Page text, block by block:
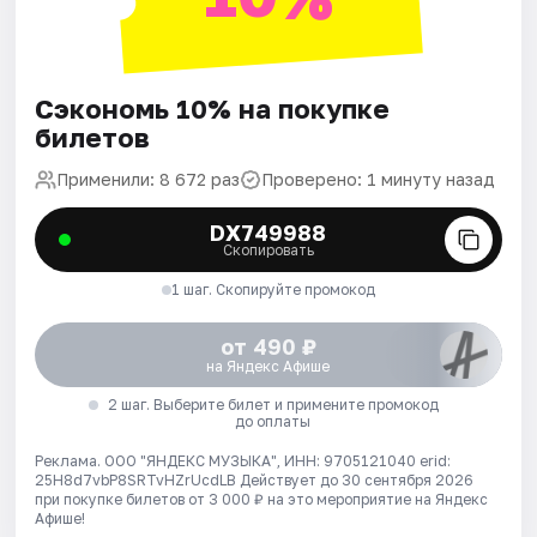
Сэкономь 10% на покупке
билетов
Применили: 8 672 раз Проверено: 1 минуту назад
DX749988
Скопировать
1 шаг. Скопируйте промокод
от 490 ₽
на Яндекс Афише
2 шаг. Выберите билет и примените промокод
до оплаты
Реклама. ООО "ЯНДЕКС МУЗЫКА", ИНН: 9705121040 erid:
25H8d7vbP8SRTvHZrUcdLB Действует до 30 сентября 2026
при покупке билетов от 3 000 ₽ на это мероприятие на Яндекс
Афише!